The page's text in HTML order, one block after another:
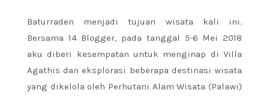
Baturraden menjadi tujuan wisata kali ini.
Bersama 14 Blogger, pada tanggal 5-6 Mei 2018
aku diberi kesempatan untuk menginap di Villa
Agathis dan eksplorasi beberapa destinasi wisata
yang dikelola oleh Perhutani Alam Wisata (Palawi)